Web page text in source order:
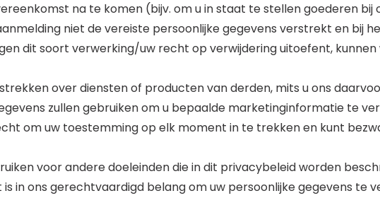
na te komen (bijv. om u in staat te stellen goederen bij
niet de vereiste persoonlijke gegevens verstrekt en bij
dit soort verwerking/uw recht op verwijdering uitoefent, kunnen
over diensten of producten van derden, mits u ons
zullen gebruiken om u bepaalde marketinginformatie te
om uw toestemming op elk moment in te trekken en kunt
voor andere doeleinden die in dit privacybeleid worden
in ons gerechtvaardigd belang om uw persoonlijke gegevens te